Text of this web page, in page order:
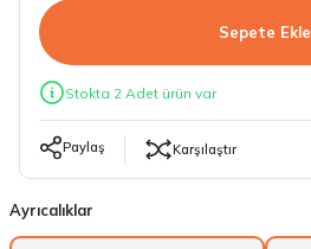
Sepete Ekle
Stokta 2 Adet ürün var
Paylaş Karşılaştır
Ayrıcalıklar